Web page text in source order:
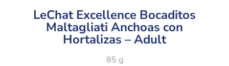
LeChat Excellence Bocaditos
Maltagliati Anchoas con
Hortalizas – Adult
85 g